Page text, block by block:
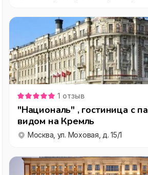
1 отзыв
"Националь" , гостиница с
видом на Кремль
Москва, ул. Моховая, д. 15/1